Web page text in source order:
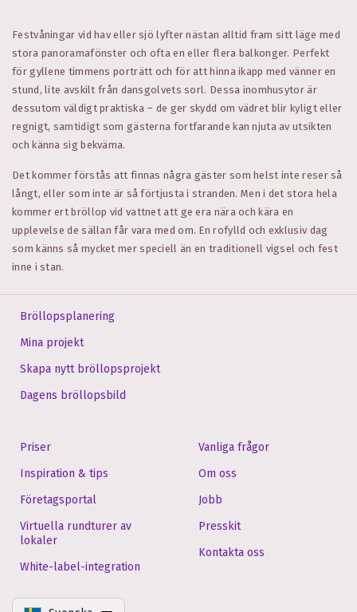
Festvåningar vid hav eller sjö lyfter nästan alltid fram sitt läge med
stora panoramafönster och ofta en eller flera balkonger. Perfekt
för gyllene timmens porträtt och för att hinna ikapp med vänner en
stund, lite avskilt från dansgolvets sorl. Dessa inomhusytor är
dessutom väldigt praktiska – de ger skydd om vädret blir kyligt eller
regnigt, samtidigt som gästerna fortfarande kan njuta av utsikten
och känna sig bekväma.
Det kommer förstås att finnas några gäster som helst inte reser så
långt, eller som inte är så förtjusta i stranden. Men i det stora hela
kommer ert bröllop vid vattnet att ge era nära och kära en
upplevelse de sällan får vara med om. En rofylld och exklusiv dag
som känns så mycket mer speciell än en traditionell vigsel och fest
inne i stan.
Bröllopsplanering
Mina projekt
Skapa nytt bröllopsprojekt
Dagens bröllopsbild
Priser
Inspiration & tips
Företagsportal
Virtuella rundturer av
lokaler
White-label-integration
Vanliga frågor
Om oss
Jobb
Presskit
Kontakta oss